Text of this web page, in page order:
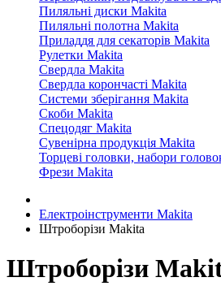
Пиляльні диски Makita
Пиляльні полотна Makita
Приладдя для секаторів Makita
Рулетки Makita
Свердла Makita
Свердла корончасті Makita
Системи зберігання Makita
Скоби Makita
Спецодяг Makita
Сувенірна продукція Makita
Торцеві головки, набори
Фрези Makita
Електроінструменти Makita
Штроборізи Makita
Штроборізи